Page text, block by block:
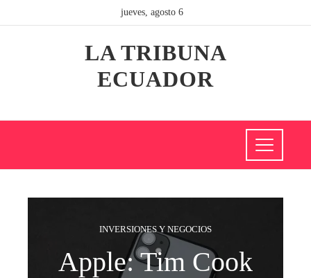
jueves, agosto 6
LA TRIBUNA
ECUADOR
INVERSIONES Y NEGOCIOS
Apple: Tim Cook